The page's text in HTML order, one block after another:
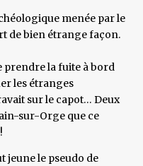
menée par le
de bien étrange façon.
prendre la fuite à bord
les étranges
sur le capot… Deux
sur-Orge que ce
jeune le pseudo de